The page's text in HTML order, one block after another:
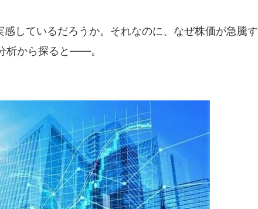
しているだろうか。それなのに、なぜ株価が急騰す
析から探ると――。